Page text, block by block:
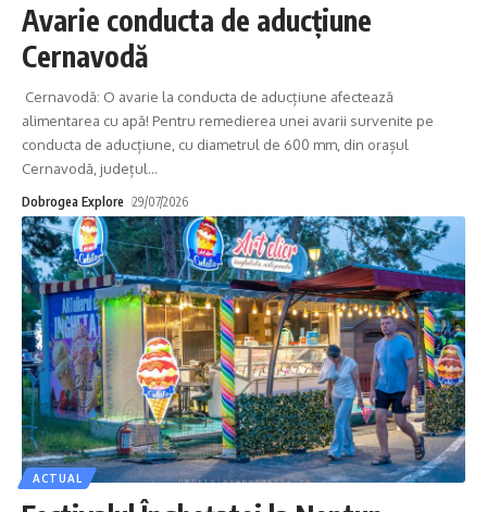
Avarie conducta de aducțiune
Cernavodă
Cernavodă: O avarie la conducta de aducțiune afectează
alimentarea cu apă! Pentru remedierea unei avarii survenite pe
conducta de aducțiune, cu diametrul de 600 mm, din orașul
Cernavodă, județul…
Dobrogea Explore 29/07/2026
ACTUAL